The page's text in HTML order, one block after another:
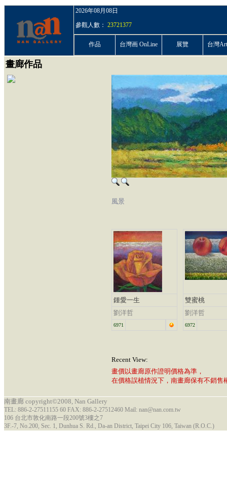
2026年08月08日
參觀人數： 23721377
作品 台灣画 OnLine 展覽 台灣
畫廊作品
風景
鍾愛一生
劉洋哲
6971
雙蜜桃
劉洋哲
6972
Recent View:
畫價以畫廊原作證明價格為準，
在價格誤植情況下，南畫廊保有不銷售
南畫廊 copyright©2008, Nan Gallery
TEL: 886-2-27511155 60 FAX: 886-2-27512460 Mail: nan@nan.com.tw
106 台北市敦化南路一段200號3樓之7
3F.-7, No.200, Sec. 1, Dunhua S. Rd., Da-an District, Taipei City 106, Taiwan (R.O.C.)